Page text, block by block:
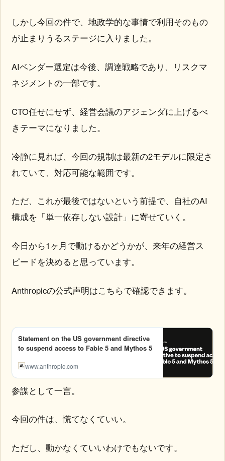
しかし今回の件で、地政学的な事情で利用そのもの
が止まりうるステージに入りました。
AIベンダー選定は今後、調達戦略であり、リスクマ
ネジメントの一部です。
CTO任せにせず、経営会議のアジェンダに上げるべ
きテーマになりました。
冷静に見れば、今回の規制は最新の2モデルに限定さ
れていて、対応可能な範囲です。
ただ、これが最後ではないという前提で、自社のAI
構成を「単一依存しない設計」に寄せていく。
今日から1ヶ月で動けるかどうかが、来年の経営ス
ピードを決めると思っています。
Anthropicの公式声明はこちらで確認できます。
Statement on the US government directive
to suspend access to Fable 5 and Mythos 5
www.anthropic.com
参謀として一言。
今回の件は、慌てなくていい。
ただし、動かなくていいわけでもないです。